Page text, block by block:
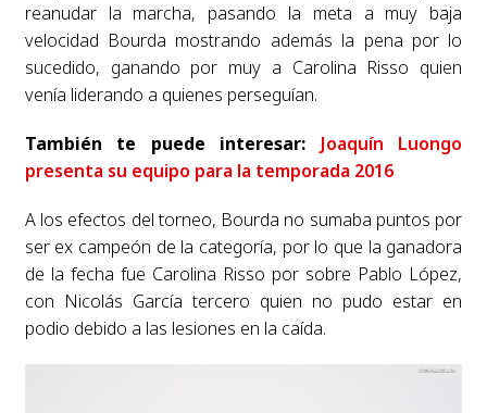
reanudar la marcha, pasando la meta a muy baja
velocidad Bourda mostrando además la pena por lo
sucedido, ganando por muy a Carolina Risso quien
venía liderando a quienes perseguían.
También te puede interesar: Joaquín Luongo
presenta su equipo para la temporada 2016
A los efectos del torneo, Bourda no sumaba puntos por
ser ex campeón de la categoría, por lo que la ganadora
de la fecha fue Carolina Risso por sobre Pablo López,
con Nicolás García tercero quien no pudo estar en
podio debido a las lesiones en la caída.